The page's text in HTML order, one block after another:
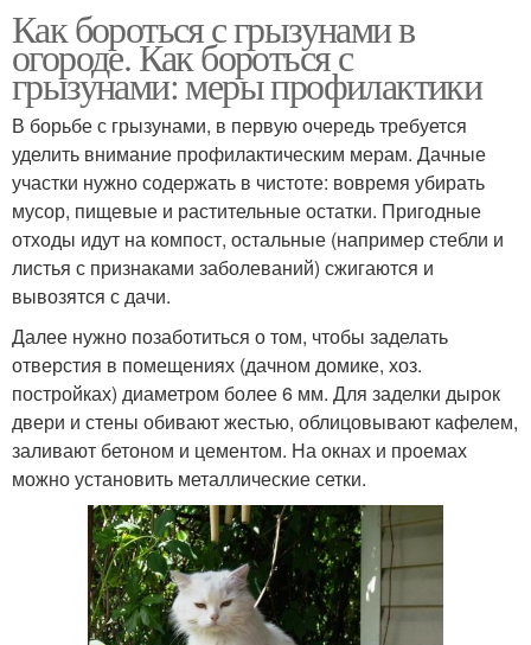
Как бороться с грызунами в
огороде. Как бороться с
грызунами: меры профилактики
В борьбе с грызунами, в первую очередь требуется
уделить внимание профилактическим мерам. Дачные
участки нужно содержать в чистоте: вовремя убирать
мусор, пищевые и растительные остатки. Пригодные
отходы идут на компост, остальные (например стебли и
листья с признаками заболеваний) сжигаются и
вывозятся с дачи.
Далее нужно позаботиться о том, чтобы заделать
отверстия в помещениях (дачном домике, хоз.
постройках) диаметром более 6 мм. Для заделки дырок
двери и стены обивают жестью, облицовывают кафелем,
заливают бетоном и цементом. На окнах и проемах
можно установить металлические сетки.